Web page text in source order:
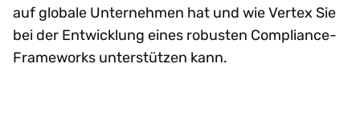
auf globale Unternehmen hat und wie Vertex Sie
bei der Entwicklung eines robusten Compliance-
Frameworks unterstützen kann.